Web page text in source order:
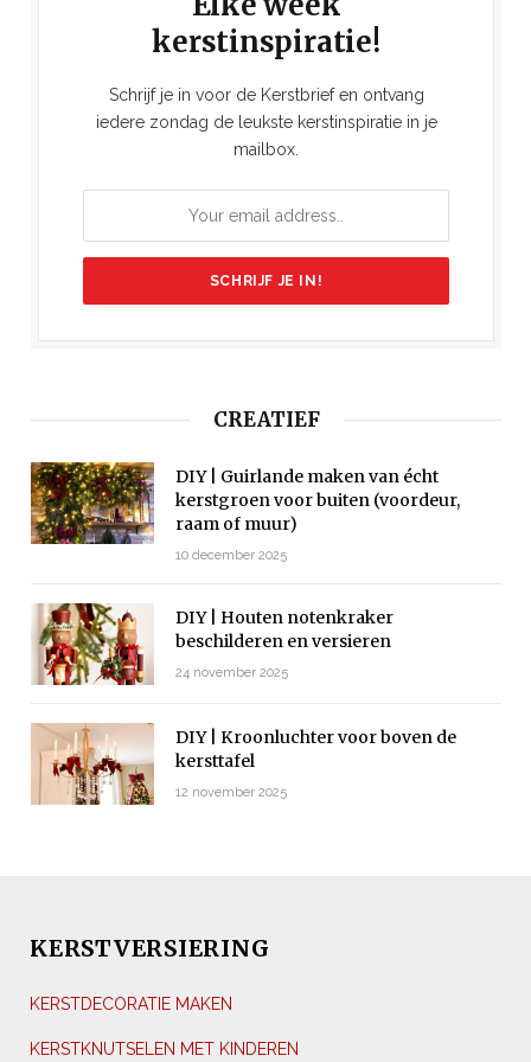
kerstinspiratie!
Schrijf je in voor de Kerstbrief en ontvang
iedere zondag de leukste kerstinspiratie in je
mailbox.
CREATIEF
DIY | Guirlande maken van écht
kerstgroen voor buiten (voordeur,
raam of muur)
10 december 2025
DIY | Houten notenkraker
beschilderen en versieren
24 november 2025
DIY | Kroonluchter voor boven de
kersttafel
12 november 2025
KERSTVERSIERING
KERSTDECORATIE MAKEN
KERSTKNUTSELEN MET KINDEREN